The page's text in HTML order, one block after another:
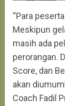
“Para
Meskipun
masih ada
perorangan.
Score, dan
akan
Coach Fadil